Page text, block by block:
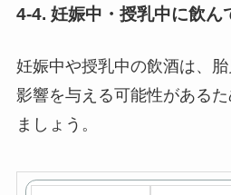
4-4. 妊娠中・授乳中に飲ん
妊娠中や授乳中の飲酒は、
影響を与える可能性がある
ましょう。